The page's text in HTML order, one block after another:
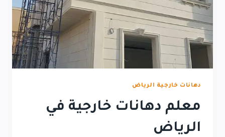
دهانات خارجية الرياض
معلم دهانات خارجية في
الرياض